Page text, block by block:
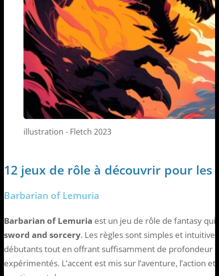
illustration - Fletch 2023
12 jeux de rôle à découvrir pour les
Barbarian of Lemuria
Barbarian of Lemuria est un jeu de rôle de fantasy
sword and sorcery. Les règles sont simples et
débutants tout en offrant suffisamment de profondeur
expérimentés. L’accent est mis sur l’aventure, l’action